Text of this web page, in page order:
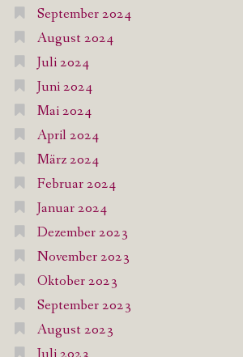
September 2024
August 2024
Juli 2024
Juni 2024
Mai 2024
April 2024
März 2024
Februar 2024
Januar 2024
Dezember 2023
November 2023
Oktober 2023
September 2023
August 2023